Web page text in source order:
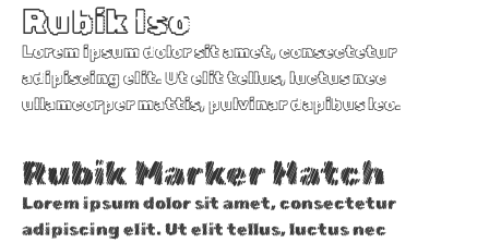
Rubik Iso
Lorem ipsum dolor sit amet, consectetur
adipiscing elit. Ut elit tellus, luctus nec
ullamcorper mattis, pulvinar dapibus leo.
Rubik Marker Hatch
Lorem ipsum dolor sit amet, consectetur
adipiscing elit. Ut elit tellus, luctus nec